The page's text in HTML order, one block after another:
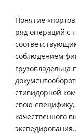
Понятие
ряд операций с
соблюдением
грузовладельца
стивидорной
свою специфику,
качественного